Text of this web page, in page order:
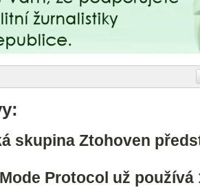
skupina Ztohoven
Protocol už